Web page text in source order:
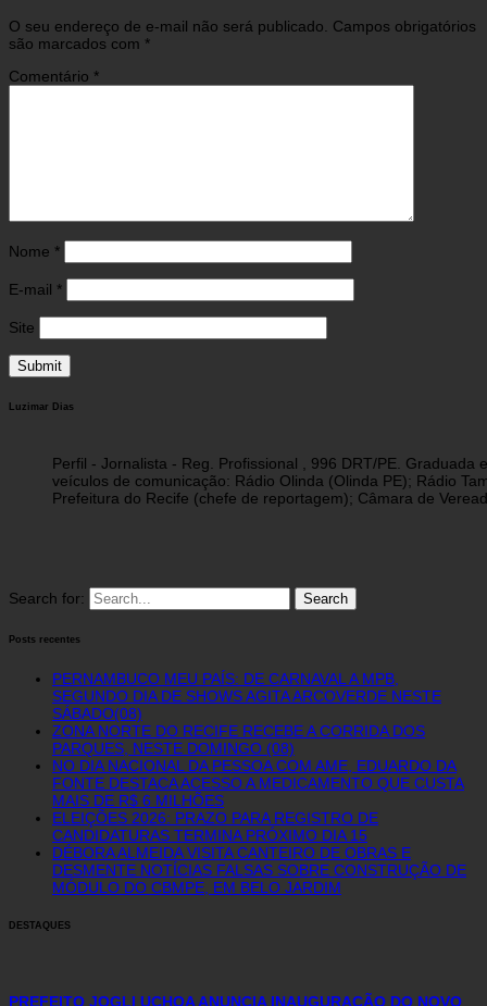
O seu endereço de e-mail não será publicado. Campos obrigatórios
são marcados com *
Comentário *
Nome *
E-mail *
Site
Luzimar Dias
Perfil - Jornalista - Reg. Profissional , 996 DRT/PE.
veículos de comunicação: Rádio Olinda (Olinda PE); Rádio
Prefeitura do Recife (chefe de reportagem); Câmara de
Search for:
Posts recentes
PERNAMBUCO MEU PAÍS: DE CARNAVAL A MPB,
SEGUNDO DIA DE SHOWS AGITA ARCOVERDE NESTE
SÁBADO(08)
ZONA NORTE DO RECIFE RECEBE A CORRIDA DOS
PARQUES, NESTE DOMINGO (08)
NO DIA NACIONAL DA PESSOA COM AME, EDUARDO DA
FONTE DESTACA ACESSO A MEDICAMENTO QUE CUSTA
MAIS DE R$ 6 MILHÕES
ELEIÇÕES 2026: PRAZO PARA REGISTRO DE
CANDIDATURAS TERMINA PRÓXIMO DIA 15
DÉBORA ALMEIDA VISITA CANTEIRO DE OBRAS E
DESMENTE NOTÍCIAS FALSAS SOBRE CONSTRUÇÃO DE
MÓDULO DO CBMPE, EM BELO JARDIM
DESTAQUES
PREFEITO JOGLI UCHOA ANUNCIA INAUGURAÇÃO DO NOVO